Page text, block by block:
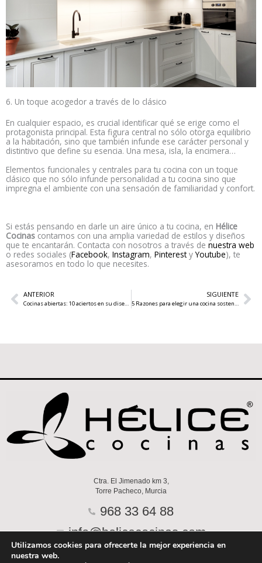
6. Un toque acogedor a través de lo clásico
En cualquier espacio, es crucial identificar qué se erige como el
protagonista principal. Esta figura central no sólo otorga equilibrio
a la habitación, sino que también infunde ese carácter personal y
distintivo que define su esencia. Una mesa, isla, la encimera…
Elementos funcionales y centrales para tu cocina con un toque
clásico que no sólo infunde personalidad a tu cocina sino que
impregna el ambiente con una sensación de familiaridad y confort.
Si estás pensando en darle un aire único a tu cocina, en Hélice
Cocinas contamos con una amplia variedad de estilos y diseños
que te encantarán. Contacta con nosotros a través de nuestra web
o redes sociales (Facebook, Instagram, PinterestyYoutube), te
asesoramos en todo lo que necesites.
AntANTERIOR
Cocinas abiertas: 10 aciertos en su diseño
SIGUIENTE
5 Razones para elegir una cocina sostenible | Hélice y su apuesta por la energía limpia
Ctra. El Jimenado km 3,
Torre Pacheco, Murcia
968 33 64 88
info@helicecocinas.com
Utilizamos cookies para ofrecerte la mejor experiencia en
nuestra web.